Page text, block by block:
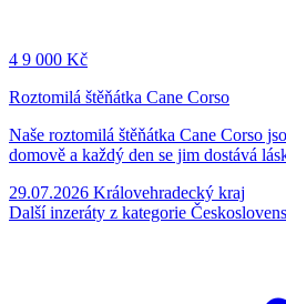
4 9 000 Kč
Roztomilá štěňátka Cane Corso
Naše roztomilá štěňátka Cane Corso
domově a každý den se jim dostává
29.07.2026 Královehradecký kraj
Další inzeráty z kategorie